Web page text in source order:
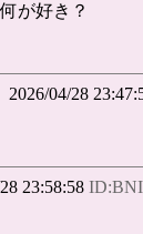
が好き？
2026/04/28
23:58:58